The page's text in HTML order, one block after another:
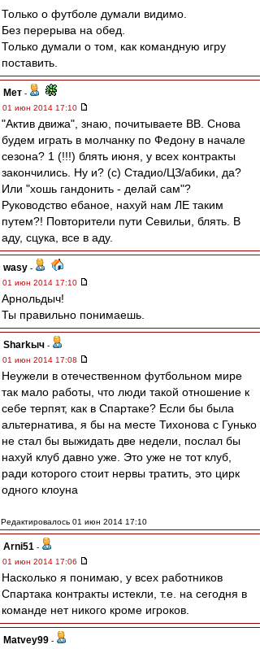
Только о футболе думали видимо.
Без перерыва на обед.
Только думали о том, как командную игру
поставить.
Мет -
01 июн 2014 17:10
"Актив движа", знаю, почитываете ВВ. Снова
будем играть в молчанку по Федону в начале
сезона? 1 (!!!) блять июня, у всех контракты
закончились. Ну и? (с) Стадио/ЦЗ/абики, да?
Или "хошь гандонить - делай сам"?
Руководство ебаное, нахуй нам ЛЕ таким
путем?! Повторители пути Севильи, блять. В
аду, сцука, все в аду.
wasy -
01 июн 2014 17:10
Арнольдыч!
Ты правильно понимаешь.
Sharkыч -
01 июн 2014 17:08
Неужели в отечественном футбольном мире
так мало работы, что люди такой отношение к
себе терпят, как в Спартаке? Если бы была
альтернатива, я бы на месте Тихонова с Гунько
не стал бы выжидать две недели, послал бы
нахуй клуб давно уже. Это уже не тот клуб,
ради которого стоит нервы тратить, это цирк
одного клоуна
Редактировалось 01 июн 2014 17:10
Arni51 -
01 июн 2014 17:06
Насколько я понимаю, у всех работников
Спартака контракты истекли, т.е. на сегодня в
команде нет никого кроме игроков.
Matvey99 -